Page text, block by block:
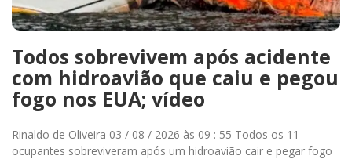
Todos sobrevivem após acidente
com hidroavião que caiu e pegou
fogo nos EUA; vídeo
Rinaldo de Oliveira 03 / 08 / 2026 às 09 : 55 Todos os 11
ocupantes sobreviveram após um hidroavião cair e pegar fogo